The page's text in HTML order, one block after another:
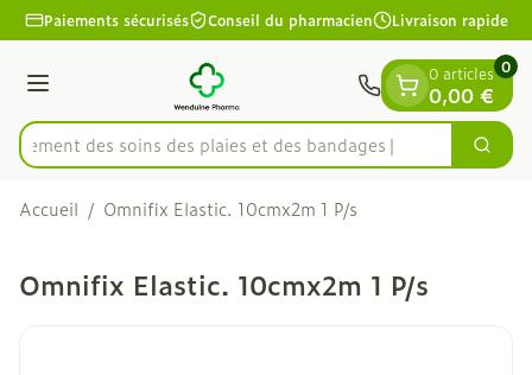
Aller au contenu
1 de 1
Paiements sécurisés Conseil du pharmacien Livraison rapide
Menu
Rechercherdes soins des plaies et des bandages
0 articles
0,00 €
0
Accueil / Omnifix Elastic. 10cmx2m 1 P/s
Omnifix Elastic. 10cmx2m 1 P/s